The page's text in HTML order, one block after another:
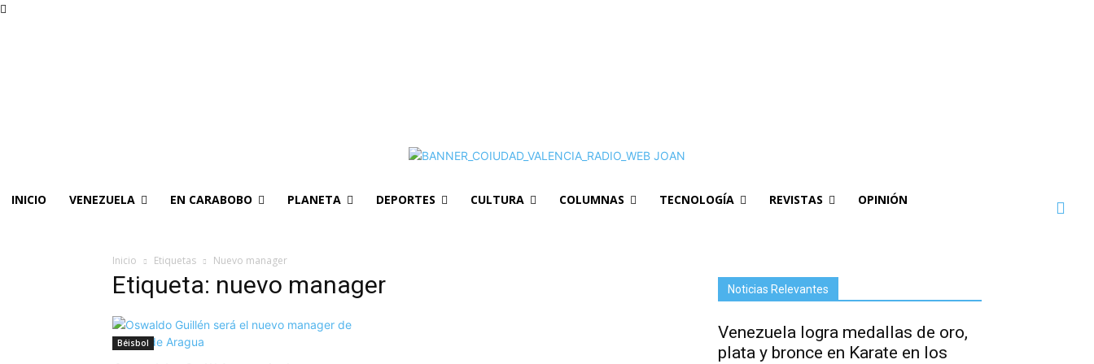
INICIO VENEZUELA EN CARABOBO PLANETA DEPORTES CULTURA COLUMNAS TECNOLOGÍA REVISTAS OPINIÓN
Inicio Etiquetas Nuevo manager
Etiqueta: nuevo manager
Béisbol
Noticias Relevantes
Venezuela logra medallas de oro,
plata y bronce en Karate en los